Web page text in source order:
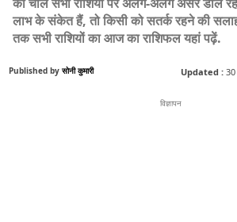
लाभ के संकेत हैं, तो किसी को सतर्क रहने की
तक सभी राशियों का आज का राशिफल यहां पढ़ें.
Published by सोनी कुमारी Updated : 30
विज्ञापन